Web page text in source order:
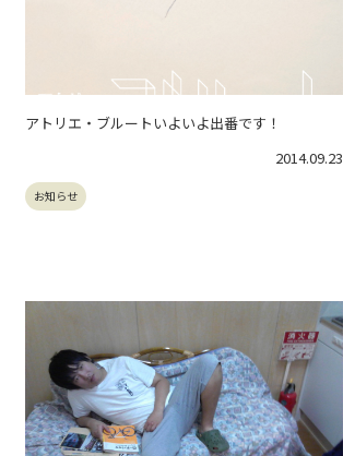
アトリエ・ブルートいよいよ出番です！
2014.09.23
お知らせ